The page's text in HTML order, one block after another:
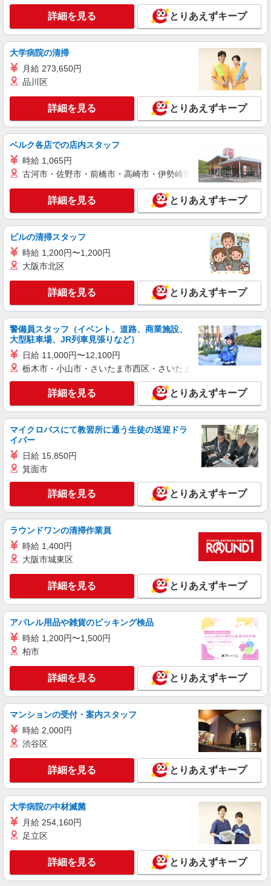
ソフトバンク販売契約社員【清水町エリア】
家電量販店内の携帯販売スタッフ
月給 263,340円 〜 263,340円 試用期間なし ※
経験・能力による 【試用期間】時給 0 円 〜 0 円
■ソフトバンク販売契約社員【清水町エリア】
静岡県駿東郡清水町
キープ 詳細を見る
詳細を見る とりあえずキープ
大学病院の清掃
月給 273,650円
品川区
詳細を見る とりあえずキープ
ベルク各店での店内スタッフ
時給 1,065円
古河市・佐野市・前橋市・高崎市・伊勢崎市・太田市・館林市
詳細を見る とりあえずキープ
ビルの清掃スタッフ
時給 1,200円〜1,200円
大阪市北区
詳細を見る とりあえずキープ
警備員スタッフ（イベント、道路、商業施設、
大型駐車場、JR列車見張りなど）
日給 11,000円〜12,100円
栃木市・小山市・さいたま市西区・さいたま市岩槻区・久喜市・
詳細を見る とりあえずキープ
マイクロバスにて教習所に通う生徒の送迎ドラ
イバー
日給 15,850円
箕面市
詳細を見る とりあえずキープ
ラウンドワンの清掃作業員
時給 1,400円
大阪市城東区
詳細を見る とりあえずキープ
アパレル用品や雑貨のピッキング検品
時給 1,200円〜1,500円
柏市
詳細を見る とりあえずキープ
マンションの受付・案内スタッフ
時給 2,000円
渋谷区
詳細を見る とりあえずキープ
大学病院の中材滅菌
月給 254,160円
足立区
詳細を見る とりあえずキープ